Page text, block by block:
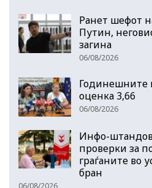
Ранет шефот
Путин,
загина
06/08/2026
Годинешните
оценка 3,66
06/08/2026
Инфо-
проверки за
граѓаните во
бран
06/08/2026